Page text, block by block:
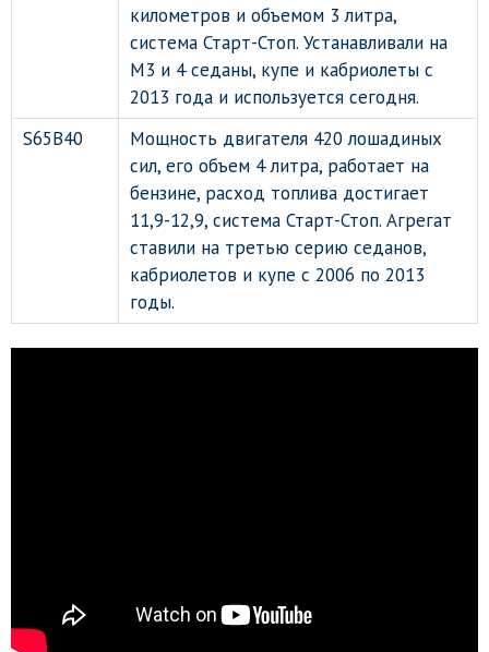
километров и объемом 3 литра,
система Старт-Стоп. Устанавливали на
М3 и 4 седаны, купе и кабриолеты с
2013 года и используется сегодня.
S65B40
Мощность двигателя 420 лошадиных
сил, его объем 4 литра, работает на
бензине, расход топлива достигает
11,9-12,9, система Старт-Стоп. Агрегат
ставили на третью серию седанов,
кабриолетов и купе с 2006 по 2013
годы.